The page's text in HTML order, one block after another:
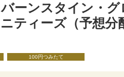
ーンスタイン・
ティーズ（予想分
100円つみたて